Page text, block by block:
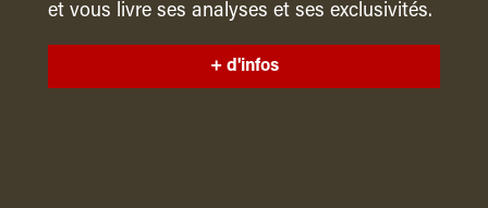
et vous livre ses analyses et ses exclusivités.
+ d'infos